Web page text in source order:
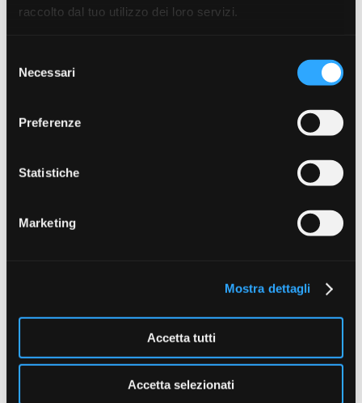
raccolto dal tuo utilizzo dei loro servizi.
delNecessari
Preferenze
Statistiche
Marketing
Mostra dettagli
Accetta tutti
Accetta selezionati
Gape (In-Turned Eye)